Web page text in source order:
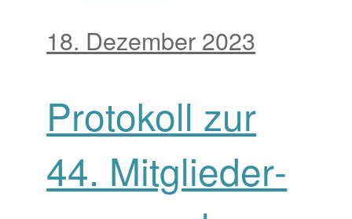
18. Dezember 2023
Pro­to­koll zur
44. Mit­glieder­